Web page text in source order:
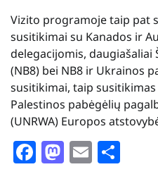
Vizito programoje taip pat
susitikimai su Kanados ir
delegacijomis, daugiašaliai
(NB8) bei NB8 ir Ukrainos
susitikimai, taip
Palestinos pabėgėlių
(UNRWA) Europos
Facebook
Mastodon
Email